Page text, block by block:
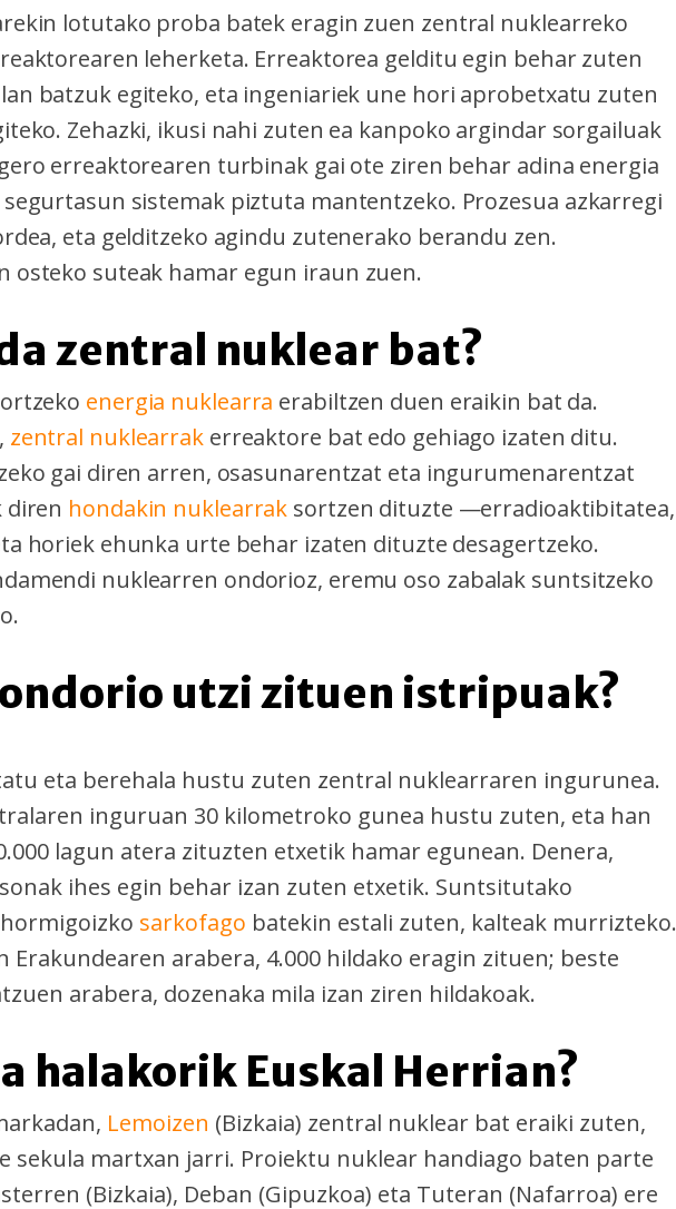
lotutako proba batek eragin zuen zentral nuklearreko
leherketa. Erreaktorea gelditu egin behar zuten
batzuk egiteko, eta ingeniariek une hori aprobetxatu zuten
Zehazki, ikusi nahi zuten ea kanpoko argindar sorgailuak
erreaktorearen turbinak gai ote ziren behar adina energia
sistemak piztuta mantentzeko. Prozesua azkarregi
eta gelditzeko agindu zutenerako berandu zen.
osteko suteak hamar egun iraun zuen.
zentral nuklear bat?
energia nuklearra erabiltzen duen eraikin bat da.
zentral nuklearrak erreaktore bat edo gehiago izaten ditu.
gai diren arren, osasunarentzat eta ingurumenarentzat
diren hondakin nuklearrak sortzen dituzte —erradioaktibitatea,
horiek ehunka urte behar izaten dituzte desagertzeko.
nuklearren ondorioz, eremu oso zabalak suntsitzeko
utzi zituen istripuak?
eta berehala hustu zuten zentral nuklearraren ingurunea.
inguruan 30 kilometroko gunea hustu zuten, eta han
lagun atera zituzten etxetik hamar egunean. Denera,
ihes egin behar izan zuten etxetik. Suntsitutako
sarkofago batekin estali zuten, kalteak murrizteko.
Erakundearen arabera, 4.000 hildako eragin zituen; beste
arabera, dozenaka mila izan ziren hildakoak.
halakorik Euskal Herrian?
Lemoizen (Bizkaia) zentral nuklear bat eraiki zuten,
sekula martxan jarri. Proiektu nuklear handiago baten parte
(Bizkaia), Deban (Gipuzkoa) eta Tuteran (Nafarroa) ere